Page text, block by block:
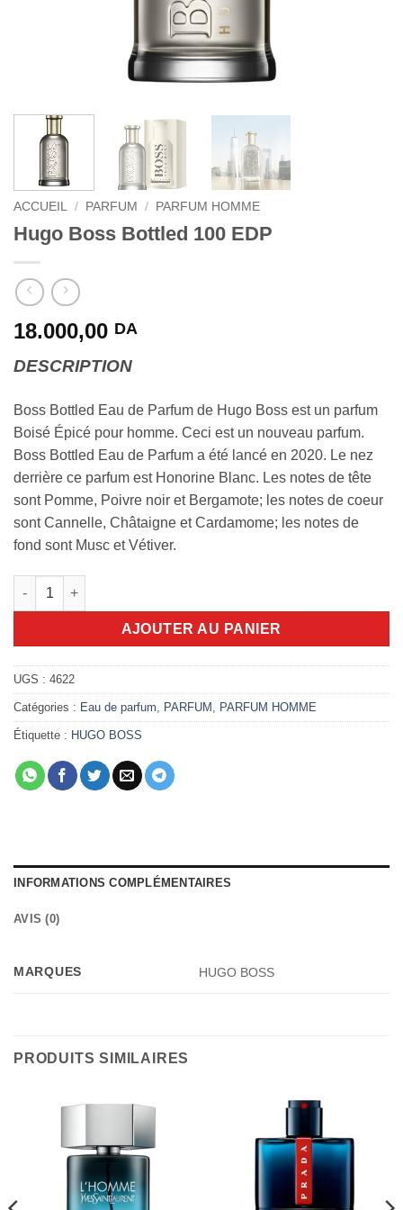
ACCUEIL / PARFUM / PARFUM HOMME
Hugo Boss Bottled 100 EDP
18.000,00 DA
DESCRIPTION
Boss Bottled Eau de Parfum de Hugo Boss est un parfum
Boisé Épicé pour homme. Ceci est un nouveau parfum.
Boss Bottled Eau de Parfum a été lancé en 2020. Le nez
derrière ce parfum est Honorine Blanc. Les notes de tête
sont Pomme, Poivre noir et Bergamote; les notes de coeur
sont Cannelle, Châtaigne et Cardamome; les notes de
fond sont Musc et Vétiver.
quantité de Hugo Boss Bottled 100 EDP
AJOUTER AU PANIER
UGS : 4622
Catégories : Eau de parfum PARFUM PARFUM HOMME
Étiquette : HUGO BOSS
INFORMATIONS COMPLÉMENTAIRES
AVIS (0)
MARQUES HUGO BOSS
PRODUITS SIMILAIRES